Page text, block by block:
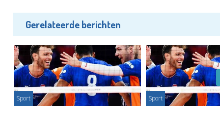
Gerelateerde berichten
Sport Sport